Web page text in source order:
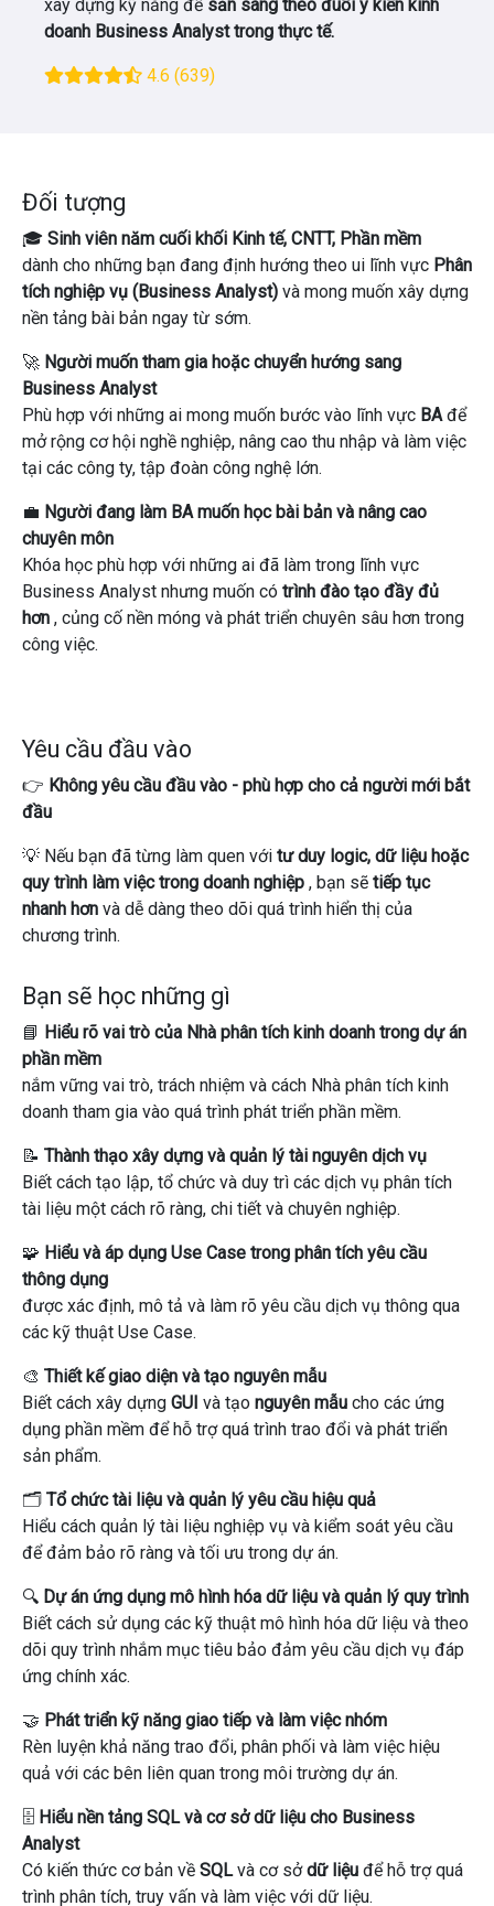
xây dựng kỹ năng để sẵn sàng theo đuổi ý kiến ​​kinh
doanh Business Analyst trong thực tế.
4.6 (639)
Đối tượng
🎓 Sinh viên năm cuối khối Kinh tế, CNTT, Phần mềm
dành cho những bạn đang định hướng theo ui lĩnh vực Phân
tích nghiệp vụ (Business Analyst) và mong muốn xây dựng
nền tảng bài bản ngay từ sớm.
🚀 Người muốn tham gia hoặc chuyển hướng sang
Business Analyst
Phù hợp với những ai mong muốn bước vào lĩnh vực BAđể
mở rộng cơ hội nghề nghiệp, nâng cao thu nhập và làm việc
tại các công ty, tập đoàn công nghệ lớn.
💼 Người đang làm BA muốn học bài bản và nâng cao
chuyên môn
Khóa học phù hợp với những ai đã làm trong lĩnh vực
Business Analyst nhưng muốn có trình đào tạo đầy đủ
hơn , củng cố nền móng và phát triển chuyên sâu hơn trong
công việc.
Yêu cầu đầu vào
👉 Không yêu cầu đầu vào - phù hợp cho cả người mới bắt
đầu
💡 Nếu bạn đã từng làm quen với tư duy logic, dữ liệu hoặc
quy trình làm việc trong doanh nghiệp , bạn sẽ tiếp tục
nhanh hơn và dễ dàng theo dõi quá trình hiển thị của
chương trình.
Bạn sẽ học những gì
📘 Hiểu rõ vai trò của Nhà phân tích kinh doanh trong dự án
phần mềm
nắm vững vai trò, trách nhiệm và cách Nhà phân tích kinh
doanh tham gia vào quá trình phát triển phần mềm.
📝 Thành thạo xây dựng và quản lý tài nguyên dịch vụ
Biết cách tạo lập, tổ chức và duy trì các dịch vụ phân tích
tài liệu một cách rõ ràng, chi tiết và chuyên nghiệp.
🧩 Hiểu và áp dụng Use Case trong phân tích yêu cầu
thông dụng
được xác định, mô tả và làm rõ yêu cầu dịch vụ thông qua
các kỹ thuật Use Case.
🎨 Thiết kế giao diện và tạo nguyên mẫu
Biết cách xây dựng GUI và tạo nguyên mẫu cho các ứng
dụng phần mềm để hỗ trợ quá trình trao đổi và phát triển
sản phẩm.
🗂 Tổ chức tài liệu và quản lý yêu cầu hiệu quả
Hiểu cách quản lý tài liệu nghiệp vụ và kiểm soát yêu cầu
để đảm bảo rõ ràng và tối ưu trong dự án.
🔍 Dự án ứng dụng mô hình hóa dữ liệu và quản lý quy trình
Biết cách sử dụng các kỹ thuật mô hình hóa dữ liệu và theo
dõi quy trình nhắm mục tiêu bảo đảm yêu cầu dịch vụ đáp
ứng chính xác.
🤝 Phát triển kỹ năng giao tiếp và làm việc nhóm
Rèn luyện khả năng trao đổi, phân phối và làm việc hiệu
quả với các bên liên quan trong môi trường dự án.
🗄 Hiểu nền tảng SQL và cơ sở dữ liệu cho Business
Analyst
Có kiến ​​thức cơ bản về SQLvà cơ sởdữ liệu để hỗ trợ quá
trình phân tích, truy vấn và làm việc với dữ liệu.